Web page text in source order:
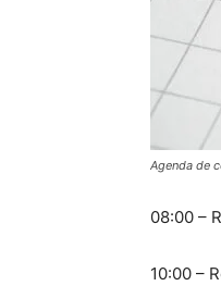
Agenda de
08:00 –
10:00 –